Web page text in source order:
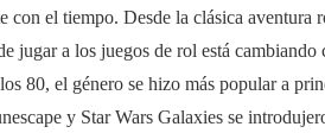
el tiempo. Desde la clásica aventura
jugar a los juegos de rol está cambiando
80, el género se hizo más popular a
y Star Wars Galaxies se